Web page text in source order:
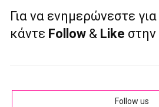
Για να ενημερώνεστε
κάντε Follow & Like
Follow us